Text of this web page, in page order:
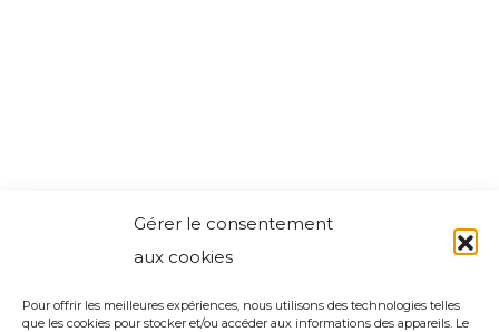
Gérer le consentement
aux cookies
Pour offrir les meilleures expériences, nous utilisons des technologies telles
que les cookies pour stocker et/ou accéder aux informations des appareils. Le